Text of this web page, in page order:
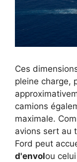
Ces
pleine charge,
camions
maximale.
avions sert au
Ford peut
d'envolou